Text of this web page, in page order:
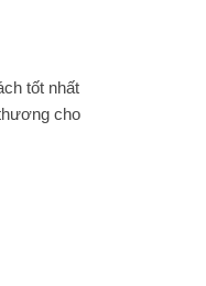
tốt nhất
cho